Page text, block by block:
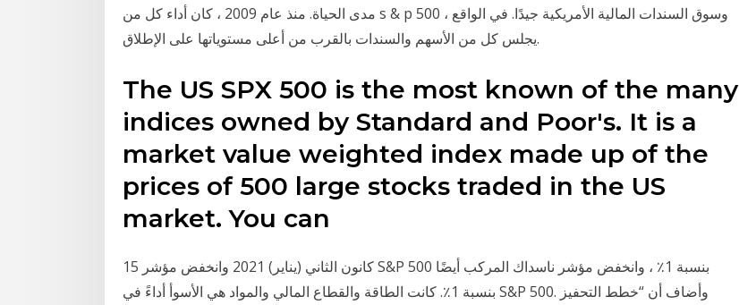
مدى الحياة. منذ عام 2009 ، كان أداء كل من s & p 500 وسوق السندات المالية الأمريكية جيدًا. في الواقع ،
يجلس كل من الأسهم والسندات بالقرب من أعلى مستوياتها على الإطلاق.
The US SPX 500 is the most known of the many
indices owned by Standard and Poor's. It is a
market value weighted index made up of the
prices of 500 large stocks traded in the US
market. You can
15 كانون الثاني (يناير) 2021 وانخفض مؤشر S&P 500 بنسبة 1٪ ، وانخفض مؤشر ناسداك المركب أيضًا
بنسبة 1٪. كانت الطاقة والقطاع المالي والمواد هي الأسوأ أداءً في S&P 500. وأضاف أن “خطط التحفيز